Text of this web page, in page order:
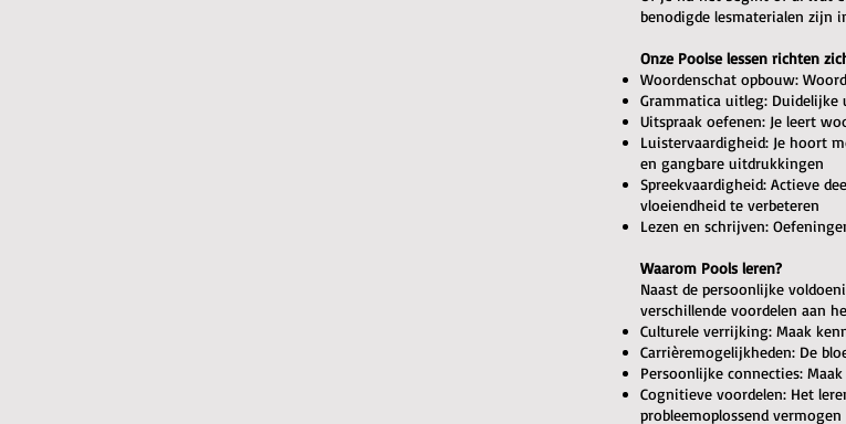
benodigde lesmaterialen zijn
Onze Poolse lessen richten
Woordenschat opbouw:
Grammatica uitleg: Duidelijke
Uitspraak oefenen: Je leert
Luistervaardigheid: Je hoort
en gangbare uitdrukkingen
Spreekvaardigheid: Actieve
vloeiendheid te verbeteren
Lezen en schrijven:
Waarom Pools leren?
Naast de persoonlijke
verschillende voordelen aan
Culturele verrijking: Maak
Carrièremogelijkheden: De
Persoonlijke connecties:
Cognitieve voordelen: Het
probleemoplossend vermogen